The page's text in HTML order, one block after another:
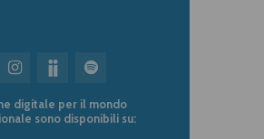
digitale per il mondo
sono disponibili su: